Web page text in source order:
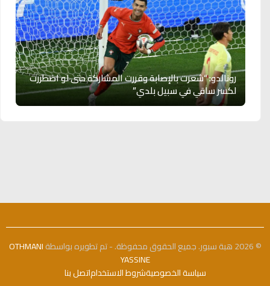
رونالدو: “شعرت بالإصابة وقررت المشاركة حتى لو اضطررت
لكسر ساقي في سبيل بلدي”
© 2026 هبة سبور. جميع الحقوق محفوظة. - تم تطويره بواسطة
OTHMANI
YASSINE
سياسة الخصوصيةشروط الاستخداماتصل بنا